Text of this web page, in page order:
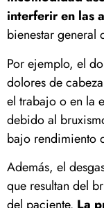
interferir en las
bienestar general
Por ejemplo, el
dolores de
el trabajo o en la
debido al
bajo rendimiento
Además, el
que resultan del